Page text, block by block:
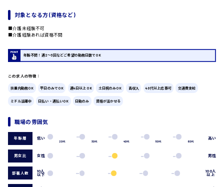
製造・軽作業・物流系
製造オペレーター
検品・包装・箱詰め
ピッキング・仕分け
軽作業
介護・医療系
広島市中区
広島市東区
時給1200円～
時給1300円～
対象となる方 (資格など)
■介護未経験不可
■介護経験あれば資格不問
年齢不問！週2〜3回などご希望の勤務日数でOK
この求人の特徴：
扶養内勤務OK 平日のみでOK 週4日以上OK 土日祝のみOK 高収入 40代以上応募可 交通費支給
ミドル活躍中 日払い・週払いOK 日勤のみ 資格が活かせる
職場の雰囲気
年齢層 低い
20代 30代 40代 50代 60代
高い
男女比 女性 男性
部署人数 10人
以下
100人
以上